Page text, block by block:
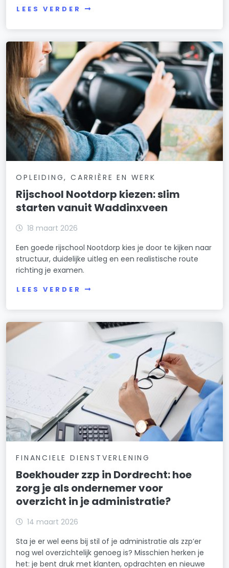
LEES VERDER
OPLEIDING, CARRIÈRE EN WERK
Rijschool Nootdorp kiezen: slim
starten vanuit Waddinxveen
18 maart 2026
Een goede rijschool Nootdorp kies je door te kijken naar
structuur, duidelijke uitleg en een realistische route
richting je examen.
LEES VERDER
FINANCIELE DIENSTVERLENING
Boekhouder zzp in Dordrecht: hoe
zorg je als ondernemer voor
overzicht in je administratie?
14 maart 2026
Sta je er wel eens bij stil of je administratie als zzp’er
nog wel overzichtelijk genoeg is? Misschien herken je
het: je bent druk met klanten, opdrachten en nieuwe